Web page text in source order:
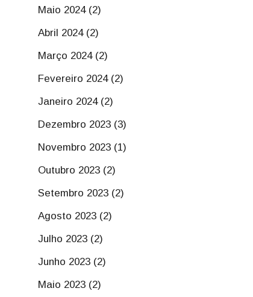
Maio 2024 (2)
Abril 2024 (2)
Março 2024 (2)
Fevereiro 2024 (2)
Janeiro 2024 (2)
Dezembro 2023 (3)
Novembro 2023 (1)
Outubro 2023 (2)
Setembro 2023 (2)
Agosto 2023 (2)
Julho 2023 (2)
Junho 2023 (2)
Maio 2023 (2)